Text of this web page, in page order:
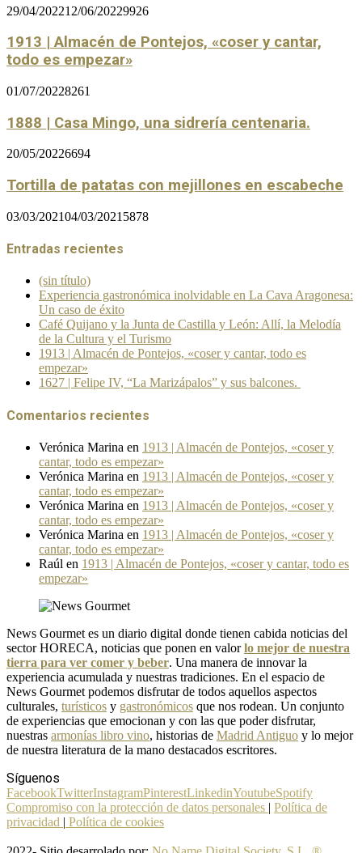
29/04/202212/06/20229926
1913 | Almacén de Pontejos, «coser y cantar,
todo es empezar»
01/07/20228261
1888 | Casa Mingo, una sidrería centenaria.
20/05/20226694
Tortilla de patatas con mejillones en escabeche
03/03/202104/03/2021 5878
Entradas recientes
(sin título)
Experiencia gastronómica inolvidable en La Cava Aragonesa:
Un caso de éxito
Café Quijano y la Junta de Castilla y León: Allí, la Melodía
de la Cultura y el Turismo
1913 | Almacén de Pontejos, «coser y cantar, todo es
empezar»
1627 | Felipe IV, “La Marizápalos” y sus balcones.
Comentarios recientes
Verónica Marina en 1913 | Almacén de Pontejos, «coser y
cantar, todo es empezar»
Verónica Marina en 1913 | Almacén de Pontejos, «coser y
cantar, todo es empezar»
Verónica Marina en 1913 | Almacén de Pontejos, «coser y
cantar, todo es empezar»
Verónica Marina en 1913 | Almacén de Pontejos, «coser y
cantar, todo es empezar»
Raúl en 1913 | Almacén de Pontejos, «coser y cantar, todo es
empezar»
News Gourmet es un diario digital donde tienen cabida noticias del
sector HORECA, noticias que ponen en valorlo mejor de nuestra
tierra para ver comer y beber. Una manera de innovar la
experiencia acumulada y nuestras tradiciones. En el espacio de
News Gourmet podemos disfrutar de todos aquellos aspectos
culturales, turísticos y gastronómicos que nos rodean. Un conjunto
de experiencias que emocionan y con las que poder disfrutar,
nuestras armonías libro vino, historias de Madrid Antiguo y lo mejor
de nuestra literatura de la mano destacados escritores.
Síguenos
FacebookTwitterInstagramPinterestLinkedinYoutubeSpotify
Compromiso con la protección de datos personales | Política de
privacidad | Política de cookies